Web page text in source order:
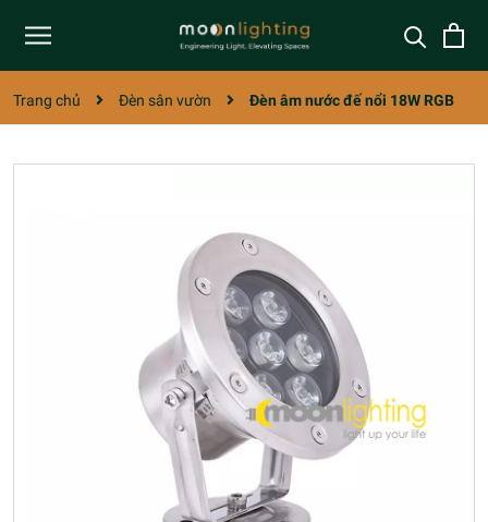
Trang chủ Đèn sân vườn Đèn âm nước đế nổi 18W RGB